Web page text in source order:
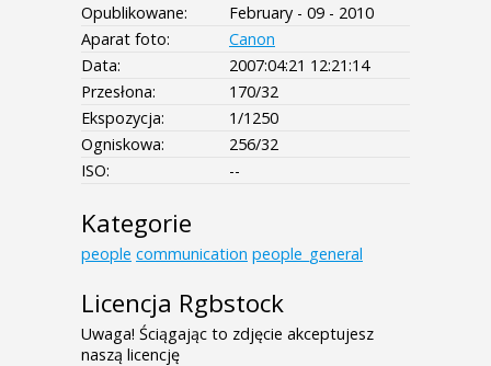
Opublikowane:
February - 09 - 2010
Aparat foto:
Canon
Data:
2007:04:21 12:21:14
Przesłona:
170/32
Ekspozycja:
1/1250
Ogniskowa:
256/32
ISO:
--
Kategorie
people communication people_general
Licencja Rgbstock
Uwaga! Ściągając to zdjęcie akceptujesz
naszą licencję